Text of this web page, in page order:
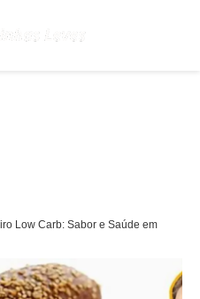
Low Carb: Sabor e Saúde em